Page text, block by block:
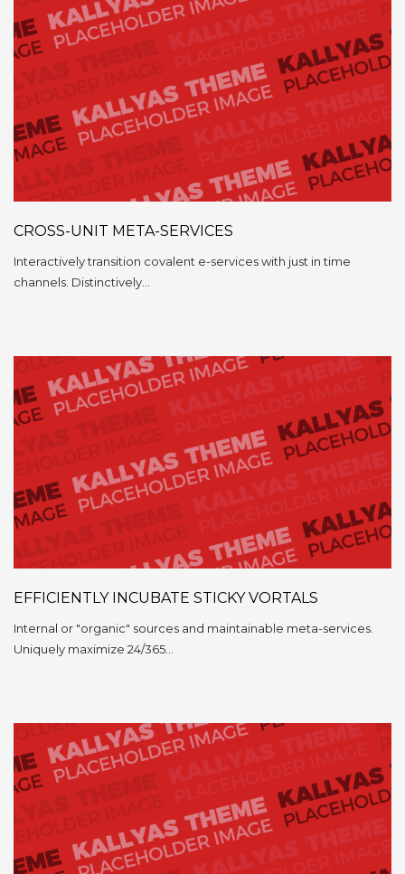
CROSS-UNIT META-SERVICES
Interactively transition covalent e-services with just in time
channels. Distinctively…
EFFICIENTLY INCUBATE STICKY VORTALS
Internal or "organic" sources and maintainable meta-services.
Uniquely maximize 24/365…